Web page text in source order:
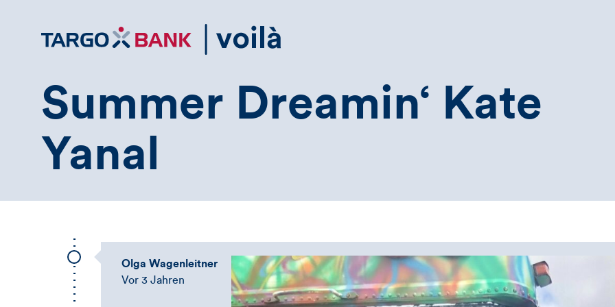
Summer Dreamin‘ Kate
Yanal
Olga Wagenleitner
Vor 3 Jahren